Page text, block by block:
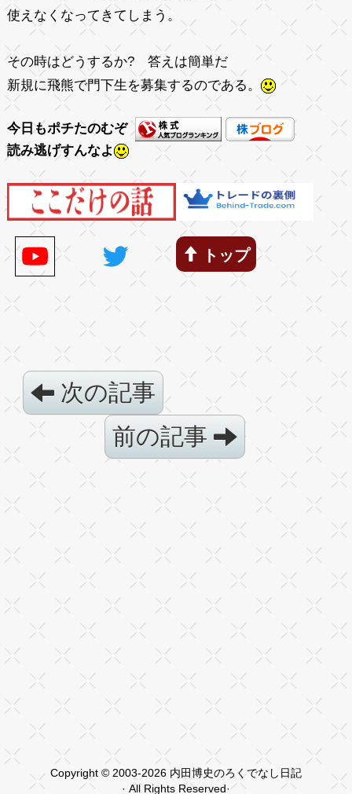
使えなくなってきてしまう。
その時はどうするか? 答えは簡単だ
新規に飛熊で門下生を募集するのである。
今日もポチたのむぞ
読み逃げすんなよ
トップ
次の記事
前の記事
Copyright © 2003-2026 内田博史のろくでなし日記
· All Rights Reserved·